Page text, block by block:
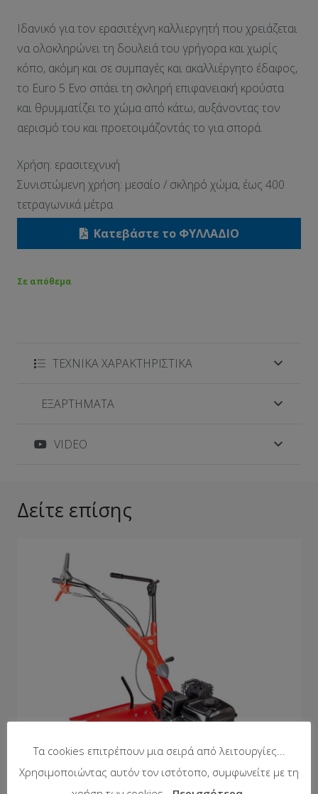
Ιδανικό για τον ερασιτέχνη καλλιεργητή που χρειάζεται
να ολοκληρώνει τη δουλειά του γρήγορα και χωρίς
κόπο, ακόμη και σε συμπαγές και ακαλλιέργητο έδαφος,
το Euro 5 Evo σπάει τη σκληρή επιφανειακή κρούστα
και θρυμματίζει το χώμα από κάτω, αυξάνοντας τον
αερισμό του και προετοιμάζοντάς το για σπορά.
Χρήση: ερασιτεχνική
Συνιστώμενη χρήση: μεσαίο / σκληρό χώμα, έως 400
τετραγωνικά μέτρα
Κατεβάστε το ΦΥΛΛΑΔΙΟ
Σε απόθεμα
ΤΕΧΝΙΚΑ ΧΑΡΑΚΤΗΡΙΣΤΙΚΑ
ΕΞΑΡΤΗΜΑΤΑ
VIDEO
Δείτε επίσης
Τα cookies επιτρέπουν μια σειρά από λειτουργίες...
Χρησιμοποιώντας αυτόν τον ιστότοπο, συμφωνείτε με τη